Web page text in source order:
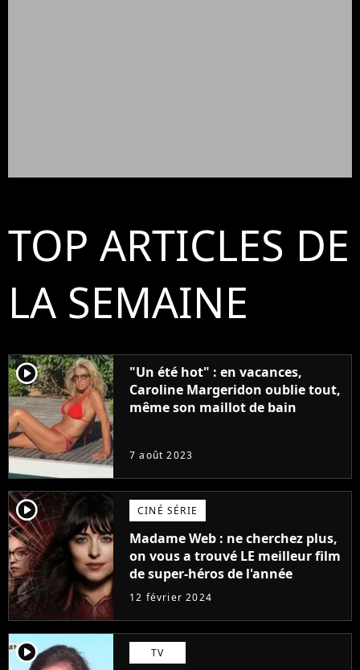
TOP ARTICLES DE
LA SEMAINE
player2
"Un été hot" : en vacances,
Caroline Margeridon oublie tout,
même son maillot de bain
7 août 2023
player2 CINÉ SÉRIE
Madame Web : ne cherchez plus,
on vous a trouvé LE meilleur film
de super-héros de l'année
12 février 2024
player2 TV